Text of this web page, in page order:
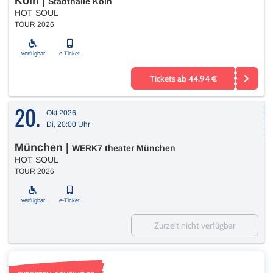
HOT SOUL
TOUR 2026
verfügbar e-Ticket
Tickets ab 44,94 €
20.
Okt 2026
Di, 20:00 Uhr
München
WERK7 theater München
HOT SOUL
TOUR 2026
verfügbar e-Ticket
Zurzeit nicht verfügbar